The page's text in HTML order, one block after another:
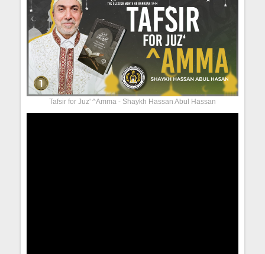
Tafsir for Juz' ^Amma - Shaykh Hassan Abul Hassan